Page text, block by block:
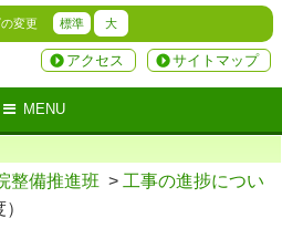
の変更 標準 大
サイトマップ
アクセス
MENU
整備推進班 > 工事の進捗につい